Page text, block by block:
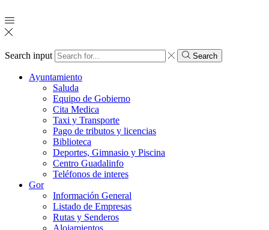
Search input Search
Ayuntamiento
Saluda
Equipo de Gobierno
Cita Medica
Taxi y Transporte
Pago de tributos y licencias
Biblioteca
Deportes, Gimnasio y Piscina
Centro Guadalinfo
Teléfonos de interes
Gor
Información General
Listado de Empresas
Rutas y Senderos